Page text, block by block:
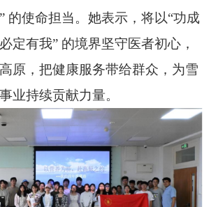
” 的使命担当。她表示，将以“功成
定有我” 的境界坚守医者初心，
原，把健康服务带给群众，为雪
业持续贡献力量。